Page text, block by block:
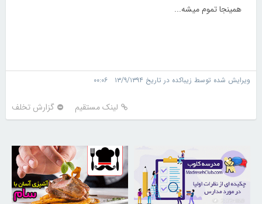
همینجا تموم میشه...
ویرایش شده توسط زیباکده در تاریخ ۱۳/۹/۱۳۹۴ ۰۰:۰۶
لینک مستقیم گزارش تخلف
30250764